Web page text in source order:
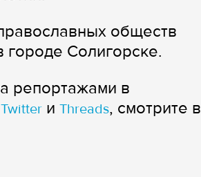
обществ
городе Солигорске.
репортажами в
Twitter и Threads, смотрите в